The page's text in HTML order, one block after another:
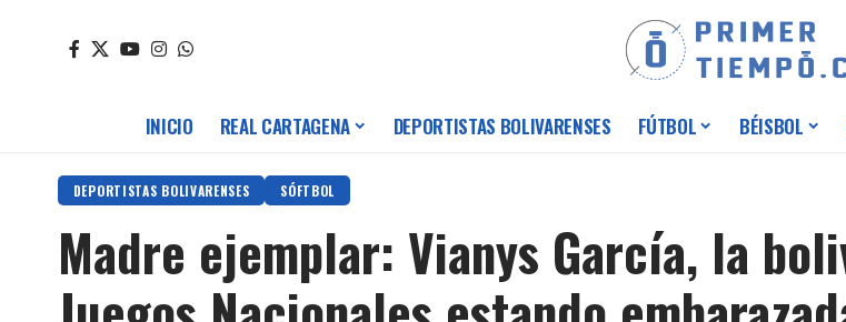
INICIO REAL CARTAGENA DEPORTISTAS BOLIVARENSES FÚTBOL BÉISBOL
DEPORTISTAS BOLIVARENSES SÓFTBOL
Madre ejemplar: Vianys García, la